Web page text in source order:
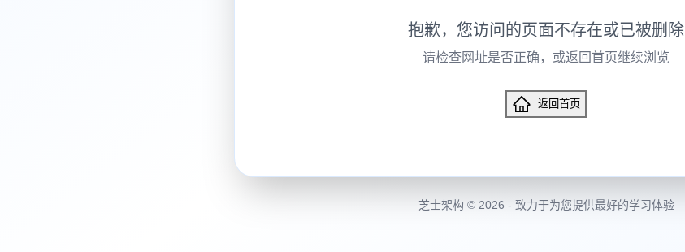
抱歉，您访问的页面不存在或已被删除
请检查网址是否正确，或返回首页继续浏览
返回首页